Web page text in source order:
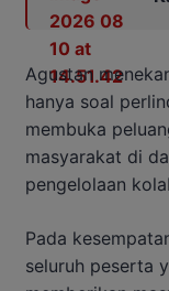
Agustan
hanya soal
membuka
masyarakat di
pengelolaan
Pada
seluruh peserta